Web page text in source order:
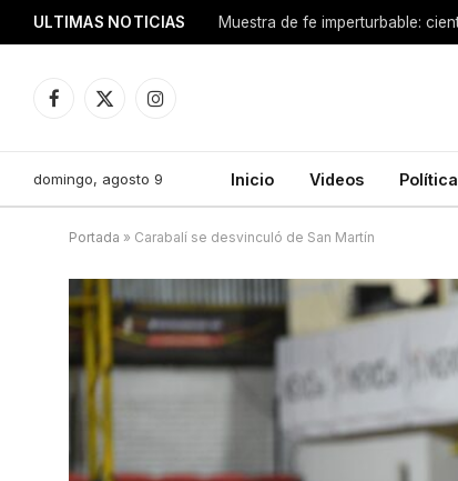
ULTIMAS NOTICIAS
Facebook
X
Instagram
domingo, agosto 9 Inicio Videos Política
Portada » Carabalí se desvinculó de San Martín